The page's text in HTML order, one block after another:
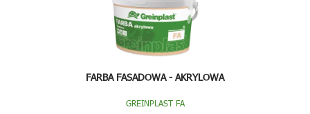
FARBA FASADOWA - AKRYLOWA
GREINPLAST FA